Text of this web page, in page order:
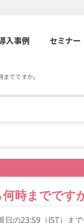
入事例 セミナー
でですか。
時までです
の23:59（JST）ま